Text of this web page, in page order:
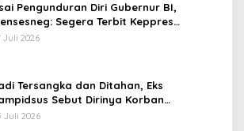
Pengunduran Diri Gubernur BI,
Segera Terbit Keppres
dengan Hormat
Juli 2026
Tersangka dan Ditahan, Eks
Sebut Dirinya Korban
Juli 2026